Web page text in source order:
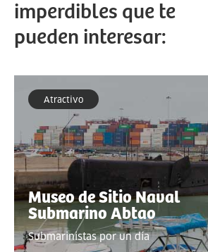
imperdibles que te
pueden interesar:
Atractivo
Museo de Sitio Naval
Submarino Abtao
Submarinistas por un día